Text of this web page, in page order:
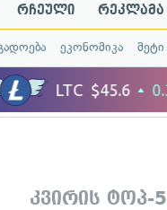
რჩეული რეკლამა
ეკონომიკა მეტი
კვირის ტოპ-5